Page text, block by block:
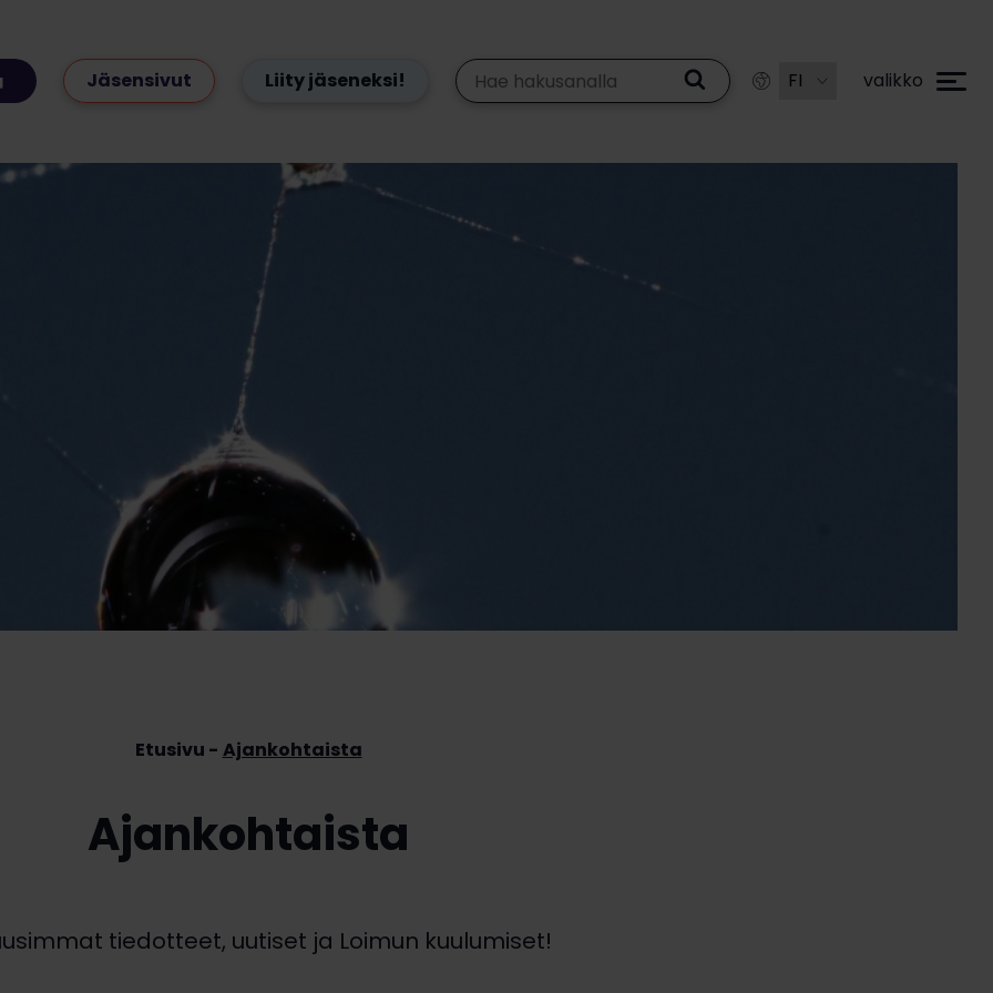
Jäsensivut Liity jäseneksi! valikko
Etusivu Ajankohtaista
Ajankohtaista
tiedotteet, uutiset ja Loimun kuulumiset!